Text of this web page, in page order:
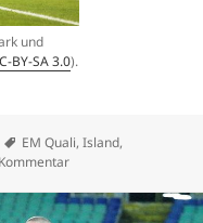
und
BY-SA 3.0).
Schlagwörter
EM Quali,Island,
zu Island – die neuen